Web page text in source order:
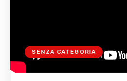
SENZA CATEGORIA